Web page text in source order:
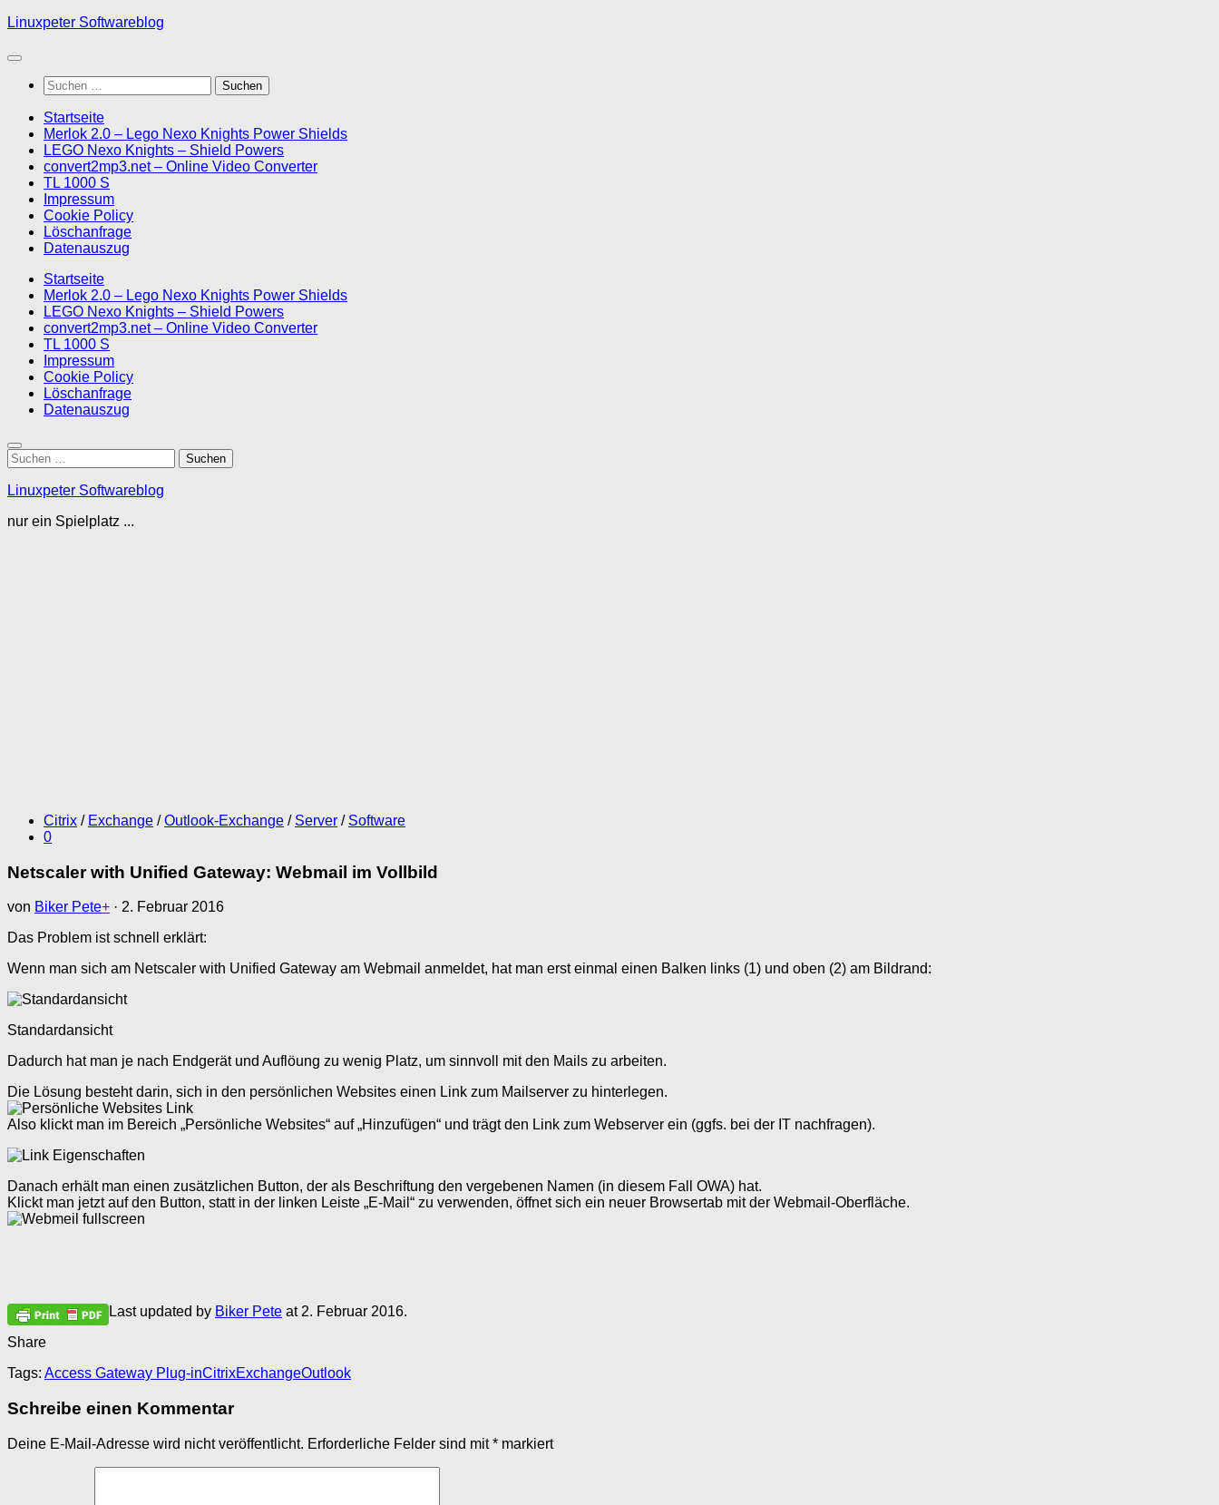
Skip
content
Linuxpeter Softwareblog
Suchen
nach:
Startseite
Merlok 2.0 – Lego Nexo Knights Power Shields
LEGO Nexo Knights – Shield Powers
convert2mp3.net – Online Video Converter
TL 1000 S
Impressum
Cookie Policy
Löschanfrage
Datenauszug
Startseite
Merlok 2.0 – Lego Nexo Knights Power Shields
LEGO Nexo Knights – Shield Powers
convert2mp3.net – Online Video Converter
TL 1000 S
Impressum
Cookie Policy
Löschanfrage
Datenauszug
Suchen
nach:
Linuxpeter Softwareblog
nur ein Spielplatz ...
Citrix / Exchange / Outlook-Exchange / Server / Software
0
Netscaler with Unified Gateway: Webmail im Vollbild
von Biker Pete+ · 2. Februar 2016
Das Problem ist schnell erklärt:
Wenn man sich am Netscaler with Unified Gateway am Webmail anmeldet, hat man erst einmal einen Balken links (1) und oben (2) am Bildrand:
Standardansicht
Dadurch hat man je nach Endgerät und Auflöung zu wenig Platz, um sinnvoll mit den Mails zu arbeiten.
Die Lösung besteht darin, sich in den persönlichen Websites einen Link zum Mailserver zu hinterlegen.
Also klickt man im Bereich „Persönliche Websites“ auf „Hinzufügen“ und trägt den Link zum Webserver ein (ggfs. bei der IT nachfragen).
Danach erhält man einen zusätzlichen Button, der als Beschriftung den vergebenen Namen (in diesem Fall OWA) hat.
Klickt man jetzt auf den Button, statt in der linken Leiste „E-Mail“ zu verwenden, öffnet sich ein neuer Browsertab mit der Webmail-Oberfläche.
Last updated by Biker Pete at2. Februar 2016.
Share
Tags: Access Gateway Plug-inCitrixExchangeOutlook
Schreibe einen Kommentar
Deine E-Mail-Adresse wird nicht veröffentlicht. Erforderliche Felder sind mit* markiert